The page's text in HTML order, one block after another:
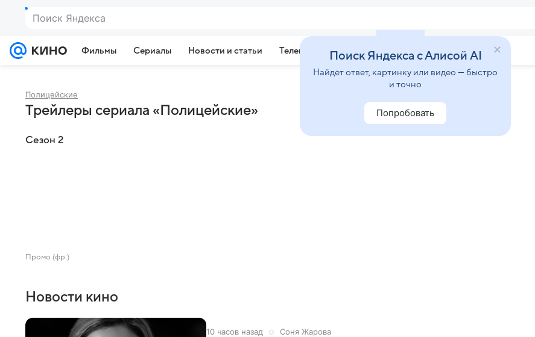
Поиск Яндекса
Фильмы Сериалы Новости и статьи Телепрограмма Звезды
Полицейские
Трейлеры сериала «Полицейские»
Сезон 2
Промо (фр.)
Новости кино
10 часов назад Соня Жарова
Поиск Яндекса с Алисой AI
Найдёт ответ, картинку или видео — быстро
и точно
Попробовать